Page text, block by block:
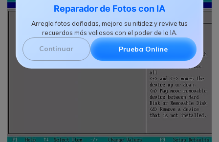
Reparador de Fotos con IA
Arregla fotos dañadas, mejora su nitidez y revive tus
recuerdos más valiosos con el poder de la IA.
Continuar Prueba Online